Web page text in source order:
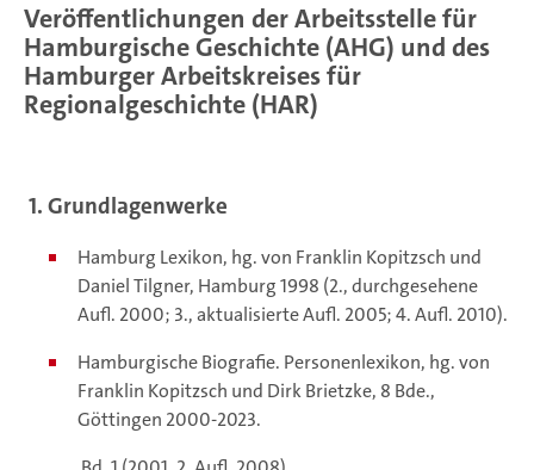
Veröffentlichungen der Arbeitsstelle für
Hamburgische Geschichte (AHG) und des
Hamburger Arbeitskreises für
Regionalgeschichte (HAR)
1. Grundlagenwerke
Hamburg Lexikon, hg. von Franklin Kopitzsch und
Daniel Tilgner, Hamburg 1998 (2., durchgesehene
Aufl. 2000; 3., aktualisierte Aufl. 2005; 4. Aufl. 2010).
Hamburgische Biografie. Personenlexikon, hg. von
Franklin Kopitzsch und Dirk Brietzke, 8 Bde.,
Göttingen 2000-2023.